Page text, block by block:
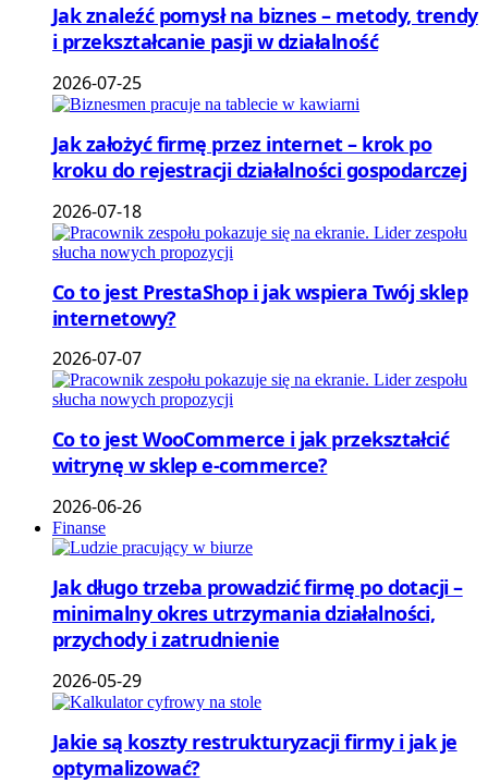
Jak znaleźć pomysł na biznes – metody, trendy
i przekształcanie pasji w działalność
2026-07-25
Jak założyć firmę przez internet – krok po
kroku do rejestracji działalności gospodarczej
2026-07-18
Co to jest PrestaShop i jak wspiera Twój sklep
internetowy?
2026-07-07
Co to jest WooCommerce i jak przekształcić
witrynę w sklep e-commerce?
2026-06-26
Finanse
Jak długo trzeba prowadzić firmę po dotacji –
minimalny okres utrzymania działalności,
przychody i zatrudnienie
2026-05-29
Jakie są koszty restrukturyzacji firmy i jak je
optymalizować?